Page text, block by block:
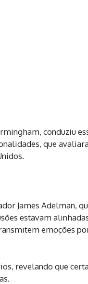
conduziu
que
James Adelman,
estavam
emoções
revelando que